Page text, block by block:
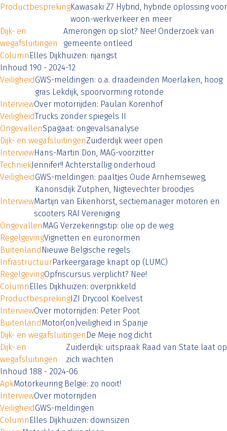
ProductbesprekingKawasaki Z7 Hybrid, hybride oplossing voor
woon-werkverkeer en meer
Dijk- en
wegafsluitingen
Amerongen op slot? Nee! Onderzoek van
gemeente ontleed
Column Elles Dijkhuizen: rijangst
Inhoud 190 - 2024-12
VeiligheidGWS-meldingen: o.a. draadeinden Moerlaken, hoog
gras Lekdijk, spoorvorming rotonde
InterviewOver motorrijden: Paulan Korenhof
VeiligheidTrucks zonder spiegels II
OngevallenSpagaat: ongevalsanalyse
Dijk- en wegafsluitingenZuiderdijk weer open
InterviewHans-Martin Don, MAG-voorzitter
TechniekJennifer!! Achterstallig onderhoud
VeiligheidGWS-meldingen: paaltjes Oude Arnhemseweg,
Kanonsdijk Zutphen, Nigtevechter broodjes
InterviewMartijn van Eikenhorst, sectiemanager motoren en
scooters RAI Vereniging
OngevallenMAG Verzekeringstip: olie op de weg
RegelgevingVignetten en euronormen
Buitenland Nieuwe Belgische regels
InfrastructuurParkeergarage knapt op (LUMC)
RegelgevingOpfriscursus verplicht? Nee!
Column Elles Dijkhuizen: overprikkeld
ProductbesprekingIZI Drycool Koelvest
InterviewOver motorrijden: Peter Poot
BuitenlandMotor(on)veiligheid in Spanje
Dijk- en wegafsluitingen De Meije nog dicht
Dijk- en
wegafsluitingen
Zuiderdijk: uitspraak Raad van State laat op
zich wachten
Inhoud 188 - 2024-06
ApkMotorkeuring België: zo nooit!
InterviewOver motorrijden
VeiligheidGWS-meldingen
Column Elles Dijkhuizen: downsizen